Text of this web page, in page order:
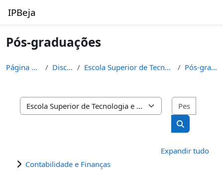
IPBeja
Pós-graduações
Página principal Disciplinas Escola Superior de Tecnologia e de Gestão Pós-graduações
Categorias de disciplinas
Pesquisar
Expandir tudo
Contabilidade e Finanças